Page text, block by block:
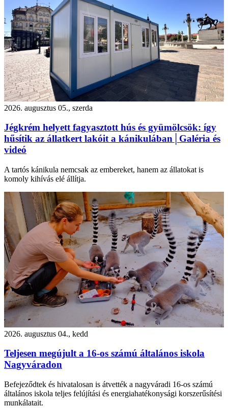
2026. augusztus 05., szerda
Jégkrém helyett fagyasztott hús és gyümölcsök: így
hűsítik az állatkert lakóit a kánikulában│Galéria és
videó
A tartós kánikula nemcsak az embereket, hanem az állatokat is
komoly kihívás elé állítja.
2026. augusztus 04., kedd
Teljesen megújult a 16-os számú általános iskola
Nagyváradon
Befejeződtek és hivatalosan is átvették a nagyváradi 16-os számú
általános iskola teljes felújítási és energiahatékonysági korszerűsítési
munkálatait.